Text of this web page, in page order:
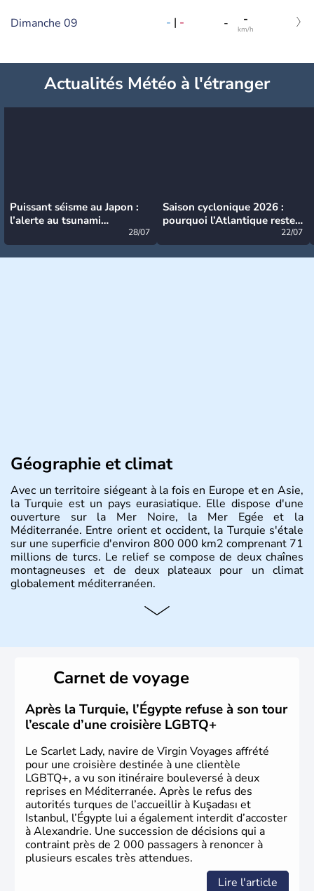
Dimanche 09 - | - - -
km/h
Actualités Météo à l'étranger
Puissant séisme au Japon :
l’alerte au tsunami
28/07
Saison cyclonique 2026 :
pourquoi l’Atlantique reste
22/07
Géographie et climat
Avec un territoire siégeant à la fois en Europe et en Asie,
la Turquie est un pays eurasiatique. Elle dispose d'une
ouverture sur la Mer Noire, la Mer Egée et la
Méditerranée. Entre orient et occident, la Turquie s'étale
sur une superficie d'environ 800 000 km2 comprenant 71
millions de turcs. Le relief se compose de deux chaînes
montagneuses et de deux plateaux pour un climat
globalement méditerranéen.
Histoire et administration
qui constitueront en 1299 les fondations de l'Empire
ottoman. Après avoir rattaché l'Anatolie et la Thrace
orientale au territoire turc, la République est proclamée
le 29 octobre 1923. Ankara remplace alors Istanbul au
titre de capitale du pays.
Carnet de voyage
Après la Turquie, l’Égypte refuse à son tour
l’escale d’une croisière LGBTQ+
Le Scarlet Lady, navire de Virgin Voyages affrété
pour une croisière destinée à une clientèle
LGBTQ+, a vu son itinéraire bouleversé à deux
reprises en Méditerranée. Après le refus des
autorités turques de l’accueillir à Kuşadası et
Istanbul, l’Égypte lui a également interdit d’accoster
à Alexandrie. Une succession de décisions qui a
contraint près de 2 000 passagers à renoncer à
plusieurs escales très attendues.
Lire l'article